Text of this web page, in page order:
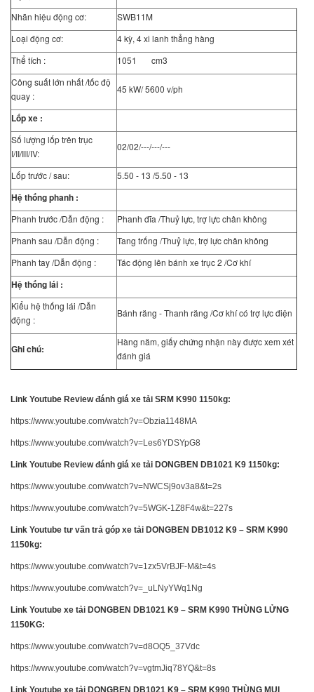
Nhãn hiệu động cơ:
SWB11M
Loại động cơ:
4 kỳ, 4 xi lanh thẳng hàng
Thể tích :
1051 cm3
Công suất lớn nhất /tốc độ
quay :
45 kW/ 5600 v/ph
Lốp xe :
Số lượng lốp trên trục
I/II/III/IV:
02/02/---/---/---
Lốp trước / sau: 5.50 - 13 /5.50 - 13
Hệ thống phanh :
Phanh trước /Dẫn động :
Phanh đĩa /Thuỷ lực, trợ lực chân không
Phanh sau /Dẫn động :
Tang trống /Thuỷ lực, trợ lực chân không
Phanh tay /Dẫn động :
Tác động lên bánh xe trục 2 /Cơ khí
Hệ thống lái :
Kiểu hệ thống lái /Dẫn
động :
Bánh răng - Thanh răng /Cơ khí có trợ lực điện
Ghi chú:
Hàng năm, giấy chứng nhận này được xem xét
đánh giá
Link Youtube Review đánh giá xe tải SRM K990 1150kg:
https://www.youtube.com/watch?v=Obzia1148MA
https://www.youtube.com/watch?v=Les6YDSYpG8
Link Youtube Review đánh giá xe tải DONGBEN DB1021 K9 1150kg:
https://www.youtube.com/watch?v=NWCSj9ov3a8&t=2s
https://www.youtube.com/watch?v=5WGK-1Z8F4w&t=227s
Link Youtube tư vấn trả góp xe tải DONGBEN DB1012 K9 – SRM K990
1150kg:
https://www.youtube.com/watch?v=1zx5VrBJF-M&t=4s
https://www.youtube.com/watch?v=_uLNyYWq1Ng
Link Youtube xe tải DONGBEN DB1021 K9 – SRM K990 THÙNG LỬNG
1150KG:
https://www.youtube.com/watch?v=d8OQ5_37Vdc
https://www.youtube.com/watch?v=vgtmJiq78YQ&t=8s
Link Youtube xe tải DONGBEN DB1021 K9 – SRM K990 THÙNG MUI